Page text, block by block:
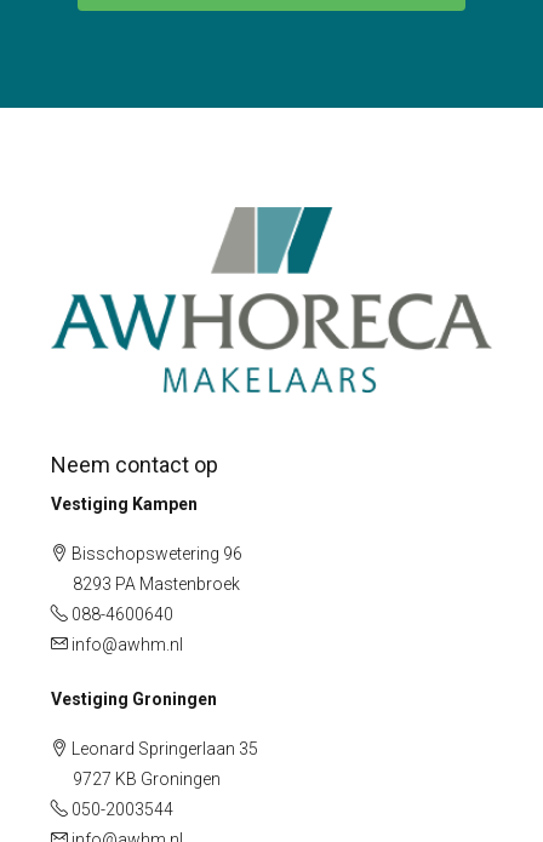
Neem contact op
Vestiging Kampen
Bisschopswetering 96
8293 PA Mastenbroek
088-4600640
info@awhm.nl
Vestiging Groningen
Leonard Springerlaan 35
9727 KB Groningen
050-2003544